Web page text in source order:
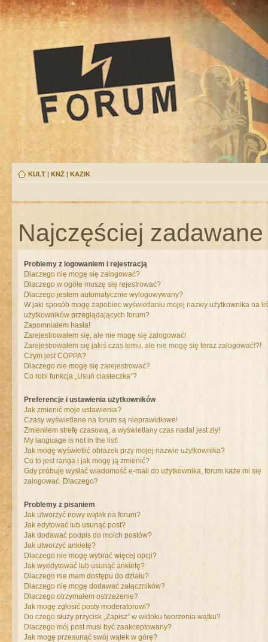
KULT | KNŻ | KAZIK
Najczęściej
Problemy z logowaniem i rejestracją
Dlaczego nie mogę się zalogować?
Dlaczego w ogóle muszę się rejestrować?
Dlaczego jestem automatycznie wylogowywany?
W jaki sposób mogę zapobiec wyświetlaniu mojej nazwy użytkownika na
użytkowników przeglądających forum?
Zapomniałem hasła!
Zarejestrowałem się, ale nie mogę się zalogować!
Zarejestrowałem się jakiś czas temu, ale nie mogę się teraz zalogować!?!
Czym jest COPPA?
Dlaczego nie mogę się zarejestrować?
Co robi funkcja „Usuń ciasteczka”?
Preferencje i ustawienia użytkowników
Jak zmienić moje ustawienia?
Czasy wyświetlane na forum są nieprawidłowe!
Zmieniłem strefę czasową, a wyświetlany czas nadal jest zły!
My language is not in the list!
Jak mogę wyświetlić obrazek przy mojej nazwie użytkownika?
Co to jest ranga i jak mogę ją zmienić?
Gdy próbuję wysłać wiadomość e-mail do użytkownika, forum każe mi się
zalogować. Dlaczego?
Problemy z pisaniem
Jak utworzyć nowy wątek na forum?
Jak edytować lub usunąć post?
Jak dodawać podpis do moich postów?
Jak utworzyć ankietę?
Dlaczego nie mogę wybrać więcej opcji?
Jak wyedytować lub usunąć ankietę?
Dlaczego nie mam dostępu do działu?
Dlaczego nie mogę dodawać załączników?
Dlaczego otrzymałem ostrzeżenie?
Jak mogę zgłosić posty moderatorowi?
Do czego służy przycisk „Zapisz” w widoku tworzenia wątku?
Dlaczego mój post musi być zaakceptowany?
Jak mogę przesunąć swój wątek w górę?